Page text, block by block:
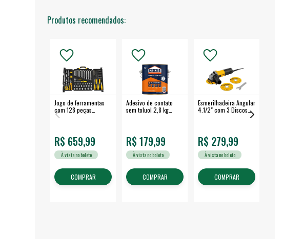
Produtos recomendados:
Jogo de ferramentas
com 128 peças
embalagem fechada -
R$ 659,99
À vista no boleto
COMPRAR
Adesivo de contato
sem toluol 2,8 kg
R$ 179,99
À vista no boleto
COMPRAR
Esmerilhadeira Angular
4.1/2" com 3 Discos
R$ 279,99
À vista no boleto
COMPRAR